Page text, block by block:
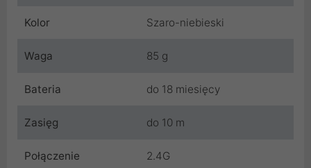
Kolor Szaro-niebieski
Waga 85 g
Bateria do 18 miesięcy
Zasięg do 10 m
Połączenie 2.4G